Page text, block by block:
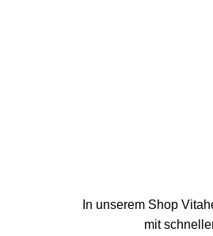
In unserem Shop
mit